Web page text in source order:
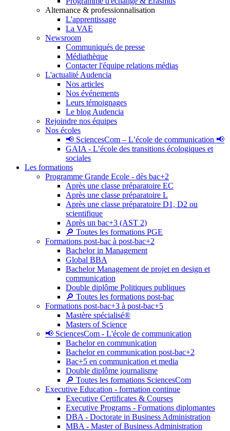
Alternance & professionnalisation
L'apprentissage
La VAE
Newsroom
Communiqués de presse
Médiathèque
Contacter l'équipe relations médias
L'actualité Audencia
Nos articles
Nos événements
Leurs témoignages
Le blog Audencia
Rejoindre nos équipes
Nos écoles
📢 SciencesCom – L’école de communication 📢
GAIA - L’école des transitions écologiques et
sociales
Les formations
Programme Grande Ecole - dès bac+2
Après une classe préparatoire EC
Après une classe préparatoire L
Après une classe préparatoire D1, D2 ou
scientifique
Après un bac+3 (AST 2)
🔎 Toutes les formations PGE
Formations post-bac à post-bac+2
Bachelor in Management
Global BBA
Bachelor Management de projet en design et
communication
Double diplôme Politiques publiques
🔎 Toutes les formations post-bac
Formations post-bac+3 à post-bac+5
Mastère spécialisé®
Masters of Science
📢 SciencesCom - L'école de communication
Bachelor en communication
Bachelor en communication post-bac+2
Bac+5 en communication et media
Double diplôme journalisme
🔎 Toutes les formations SciencesCom
Executive Education - formation continue
Executive Certificates & Courses
Executive Programs - Formations diplomantes
DBA - Doctorate in Business Administration
MBA - Master of Business Administration